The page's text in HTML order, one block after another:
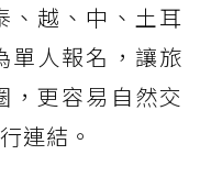
、越、中、土耳
單人報名，讓旅
，更容易自然交
連結。